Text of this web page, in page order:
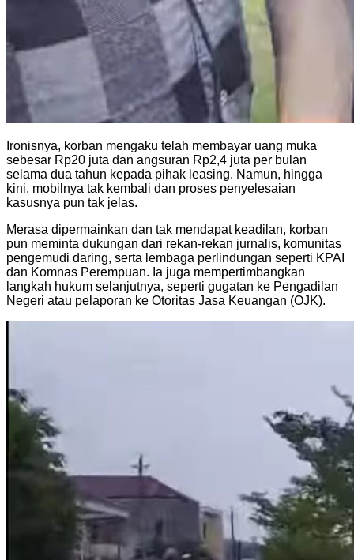
Ironisnya, korban mengaku telah membayar uang muka
sebesar Rp20 juta dan angsuran Rp2,4 juta per bulan
selama dua tahun kepada pihak leasing. Namun, hingga
kini, mobilnya tak kembali dan proses penyelesaian
kasusnya pun tak jelas.
Merasa dipermainkan dan tak mendapat keadilan, korban
pun meminta dukungan dari rekan-rekan jurnalis, komunitas
pengemudi daring, serta lembaga perlindungan seperti KPAI
dan Komnas Perempuan. Ia juga mempertimbangkan
langkah hukum selanjutnya, seperti gugatan ke Pengadilan
Negeri atau pelaporan ke Otoritas Jasa Keuangan (OJK).